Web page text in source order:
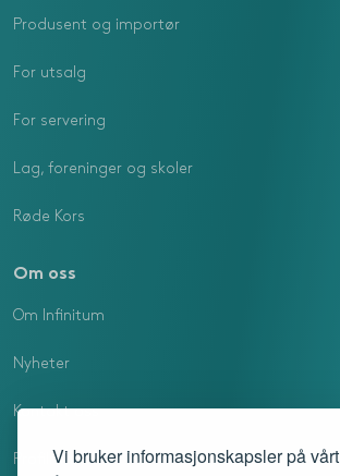
Vi bruker informasjonskapsler på
Produsent og importør
For utsalg
For servering
Lag, foreninger og skoler
Røde Kors
Om oss
Om Infinitum
Nyheter
Kontakt oss
Profilmanual